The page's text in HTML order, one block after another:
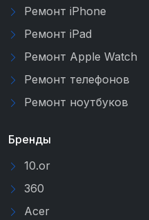
Ремонт iPhone
Ремонт iPad
Ремонт Apple Watch
Ремонт телефонов
Ремонт ноутбуков
Бренды
10.or
360
Acer